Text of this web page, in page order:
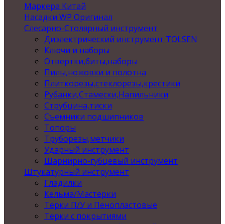
Маркера Китай
Насадки WP Оригинал
Слесарно-Столярный инструмент
Диэлектрический инструмент TOLSEN
Ключи и наборы
Отвертки,биты,наборы
Пилы,ножовки и полотна
Плиткорезы,стеклорезы,крестики
Рубанки,Стамески,Напильники
Струбцина,тиски
Съемники подшипников
Топоры
Труборезы,метчики
Ударный инструмент
Шарнирно-губцевый инструмент
Штукатурный инструмент
Гладилки
Кельма/Мастерки
Терки П/У и Пенопластовые
Терки с покрытиями